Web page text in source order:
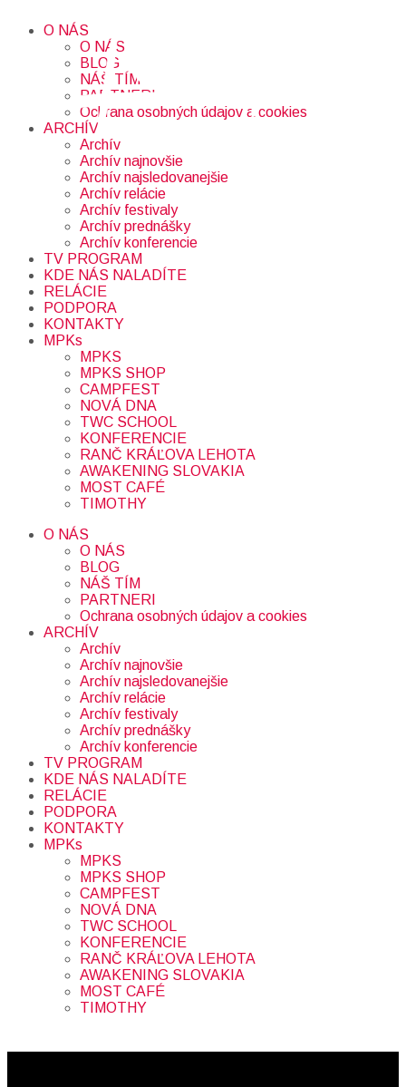
O NÁS
O NÁS
BLOG
NÁŠ TÍM
PARTNERI
Ochrana osobných údajov a cookies
ARCHÍV
Archív
Archív najnovšie
Archív najsledovanejšie
Archív relácie
Archív festivaly
Archív prednášky
Archív konferencie
TV PROGRAM
KDE NÁS NALADÍTE
RELÁCIE
PODPORA
KONTAKTY
MPKs
MPKS
MPKS SHOP
CAMPFEST
NOVÁ DNA
TWC SCHOOL
KONFERENCIE
RANČ KRÁĽOVA LEHOTA
AWAKENING SLOVAKIA
MOST CAFÉ
TIMOTHY
O NÁS
O NÁS
BLOG
NÁŠ TÍM
PARTNERI
Ochrana osobných údajov a cookies
ARCHÍV
Archív
Archív najnovšie
Archív najsledovanejšie
Archív relácie
Archív festivaly
Archív prednášky
Archív konferencie
TV PROGRAM
KDE NÁS NALADÍTE
RELÁCIE
PODPORA
KONTAKTY
MPKs
MPKS
MPKS SHOP
CAMPFEST
NOVÁ DNA
TWC SCHOOL
KONFERENCIE
RANČ KRÁĽOVA LEHOTA
AWAKENING SLOVAKIA
MOST CAFÉ
TIMOTHY